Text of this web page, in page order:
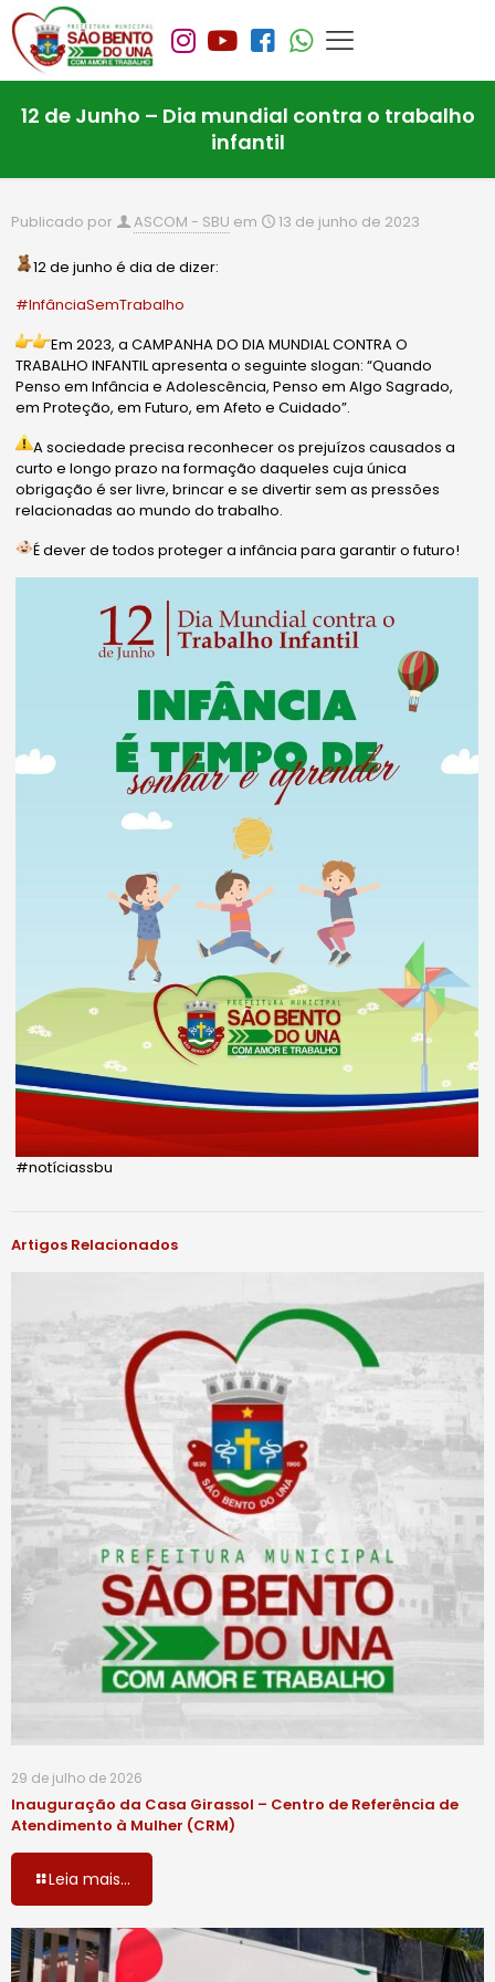
12 de Junho – Dia mundial contra o trabalho
infantil
Publicado por ASCOM - SBU em 13 de junho de 2023
12 de junho é dia de dizer:
#InfânciaSemTrabalho
Em 2023, a CAMPANHA DO DIA MUNDIAL CONTRA O
TRABALHO INFANTIL apresenta o seguinte slogan: “Quando
Penso em Infância e Adolescência, Penso em Algo Sagrado,
em Proteção, em Futuro, em Afeto e Cuidado”.
Asociedade precisa reconhecer os prejuízos causados a
curto e longo prazo na formação daqueles cuja única
obrigação é ser livre, brincar e se divertir sem as pressões
relacionadas ao mundo do trabalho.
É dever de todos proteger a infância para garantir o futuro!
#notíciassbu
Artigos Relacionados
29 de julho de 2026
Inauguração da Casa Girassol – Centro de Referência de
Atendimento à Mulher (CRM)
Leia mais...